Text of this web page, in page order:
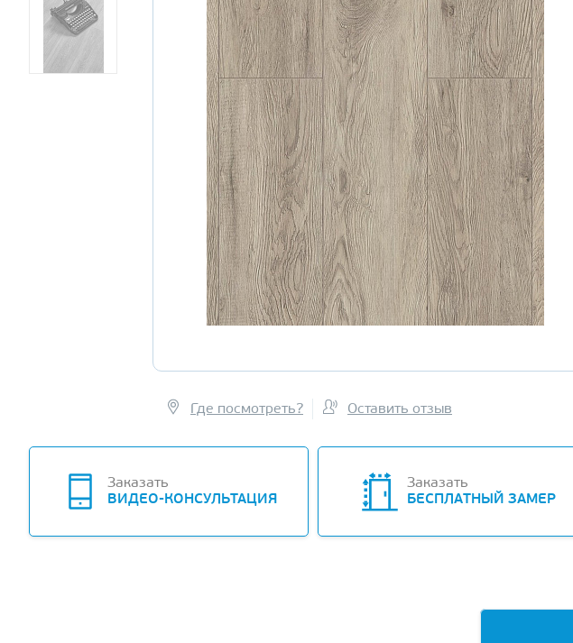
Где посмотреть? Оставить отзыв
Заказать
ВИДЕО-КОНСУЛЬТАЦИЯ
Заказать
БЕСПЛАТНЫЙ ЗАМЕР